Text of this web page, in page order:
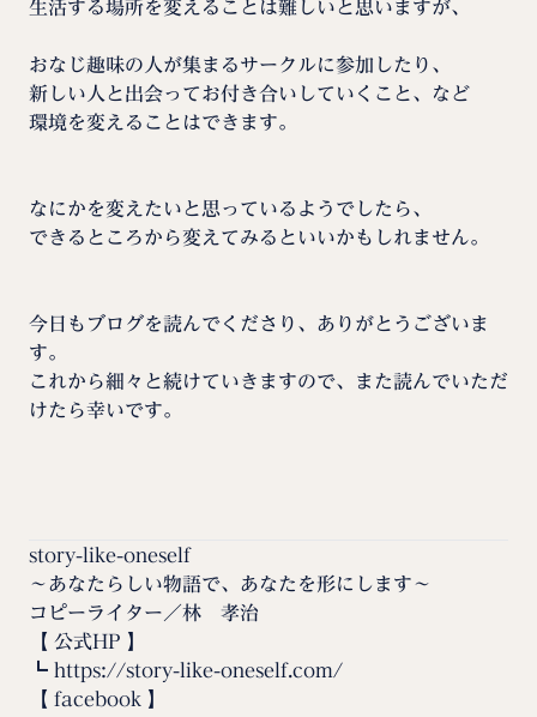
生活する場所を変えることは難しいと思いますが、
おなじ趣味の人が集まるサークルに参加したり、
新しい人と出会ってお付き合いしていくこと、など
環境を変えることはできます。
なにかを変えたいと思っているようでしたら、
できるところから変えてみるといいかもしれません。
今日もブログを読んでくださり、ありがとうございま
す。
これから細々と続けていきますので、また読んでいただ
けたら幸いです。
story-like-oneself
〜あなたらしい物語で、あなたを形にします〜
コピーライター／林 孝治
【 公式HP 】
┗ https://story-like-oneself.com/
【 facebook 】